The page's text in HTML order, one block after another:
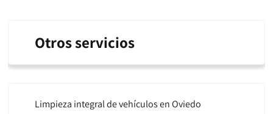
Otros servicios
Limpieza integral de vehículos en Oviedo